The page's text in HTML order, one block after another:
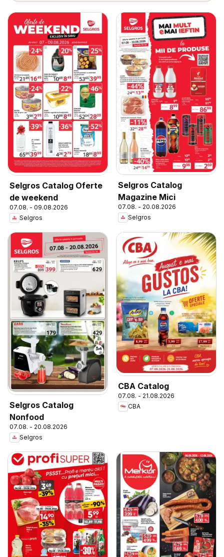
Selgros Catalog Oferte
de weekend
07.08. - 09.08.2026
Selgros
Selgros Catalog
Magazine Mici
07.08. - 20.08.2026
Selgros
Selgros Catalog
Nonfood
07.08. - 20.08.2026
Selgros
CBA Catalog
07.08. - 21.08.2026
CBA